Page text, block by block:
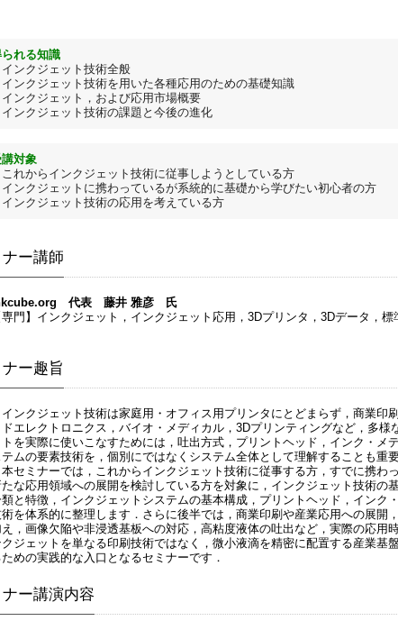
れる知識
ンクジェット技術全般
ンクジェット技術を用いた各種応用のための基礎知識
ンクジェット，および応用市場概要
ンクジェット技術の課題と今後の進化
対象
れからインクジェット技術に従事しようとしている方
ンクジェットに携わっているが系統的に基礎から学びたい初心者の方
ンクジェット技術の応用を考えている方
ー講師
代表 藤井 雅彦
氏
専門】インクジェット，インクジェット応用，3Dプリンタ，3Dデータ，
ー趣旨
ンクジェット技術は家庭用・オフィス用プリンタにとどまらず，商業印
エレクトロニクス，バイオ・メディカル，3Dプリンティングなど，多
を実際に使いこなすためには，吐出方式，プリントヘッド，インク・メ
ムの要素技術を，個別にではなくシステム全体として理解することも重
セミナーでは，これからインクジェット技術に従事する方，すでに携わ
な応用領域への展開を検討している方を対象に，インクジェット技術の
と特徴，インクジェットシステムの基本構成，プリントヘッド，インク
を体系的に整理します．さらに後半では，商業印刷や産業応用への展開
，画像欠陥や非浸透基板への対応，高粘度液体の吐出など，実際の応用
ジェットを単なる印刷技術ではなく，微小液滴を精密に配置する産業基
めの実践的な入口となるセミナーです．
ー講演内容